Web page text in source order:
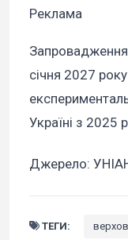
Реклама
Запровадження
січня 2027
Україні з 2025
Джерело:
ТЕГИ: